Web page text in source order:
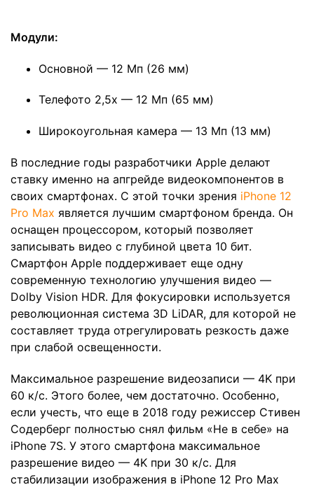
Модули:
Основной — 12 Мп (26 мм)
Телефото 2,5х — 12 Мп (65 мм)
Широкоугольная камера — 13 Мп (13 мм)
В последние годы разработчики Apple делают
ставку именно на апгрейде видеокомпонентов в
своих смартфонах. С этой точки зрения iPhone 12
Pro Max является лучшим смартфоном бренда. Он
оснащен процессором, который позволяет
записывать видео с глубиной цвета 10 бит.
Смартфон Apple поддерживает еще одну
современную технологию улучшения видео —
Dolby Vision HDR. Для фокусировки используется
революционная система 3D LiDAR, для которой не
составляет труда отрегулировать резкость даже
при слабой освещенности.
Максимальное разрешение видеозаписи — 4K при
60 к/с. Этого более, чем достаточно. Особенно,
если учесть, что еще в 2018 году режиссер Стивен
Содерберг полностью снял фильм «Не в себе» на
iPhone 7S. У этого смартфона максимальное
разрешение видео — 4K при 30 к/с. Для
стабилизации изображения в iPhone 12 Pro Max